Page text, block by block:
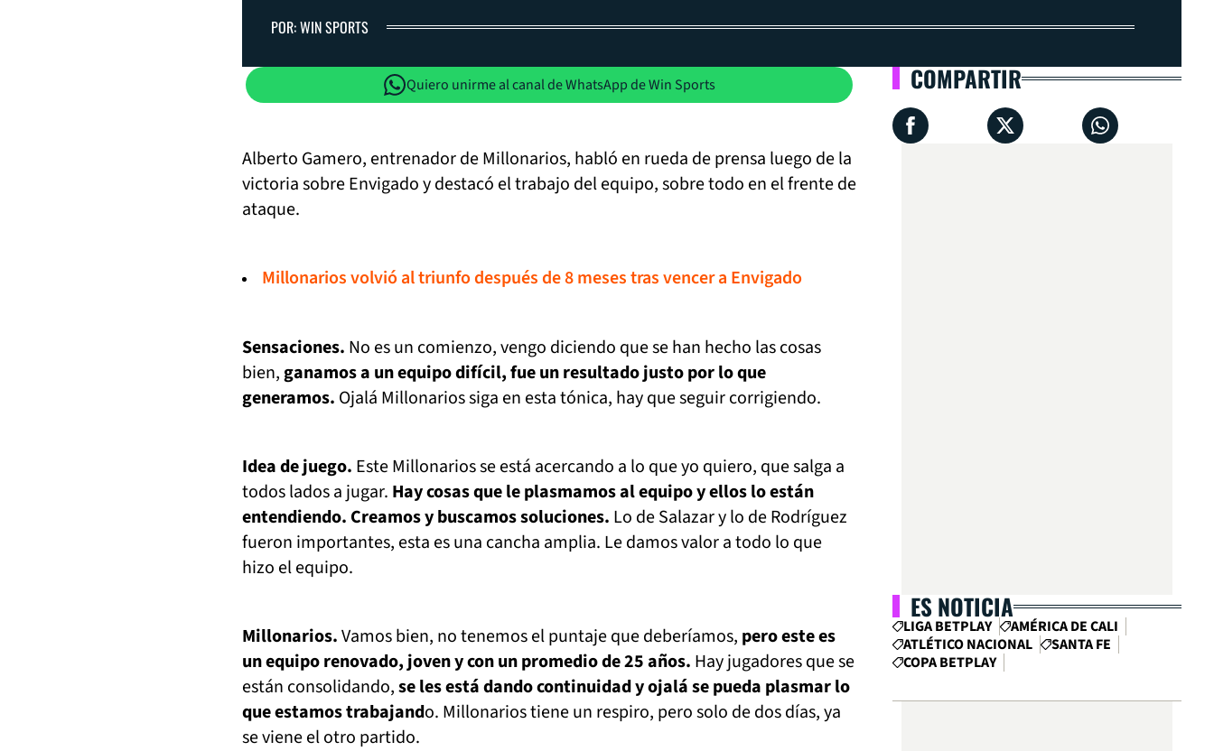
POR: WIN SPORTS
Quiero unirme al canal de WhatsApp de Win Sports
Alberto Gamero, entrenador de Millonarios, habló en rueda de prensa luego de la
victoria sobre Envigado y destacó el trabajo del equipo, sobre todo en el frente de
ataque.
Millonarios volvió al triunfo después de 8 meses tras vencer a Envigado
Sensaciones. No es un comienzo, vengo diciendo que se han hecho las cosas
bien,ganamos a un equipo difícil, fue un resultado justo por lo que
generamos. Ojalá Millonarios siga en esta tónica, hay que seguir corrigiendo.
Idea de juego. Este Millonarios se está acercando a lo que yo quiero, que salga a
todos lados a jugar. Hay cosas que le plasmamos al equipo y ellos lo están
entendiendo. Creamos y buscamos soluciones. Lo de Salazar y lo de Rodríguez
fueron importantes, esta es una cancha amplia. Le damos valor a todo lo que
hizo el equipo.
Millonarios.Vamos bien, no tenemos el puntaje que deberíamos, pero este es
un equipo renovado, joven y con un promedio de 25 años. Hay jugadores que se
están consolidando,se les está dando continuidad y ojalá se pueda plasmar lo
que estamos trabajando. Millonarios tiene un respiro, pero solo de dos días, ya
se viene el otro partido.
COMPARTIR
ES NOTICIA
LIGA BETPLAY
AMÉRICA DE CALI
ATLÉTICO NACIONAL
SANTA FE
COPA BETPLAY